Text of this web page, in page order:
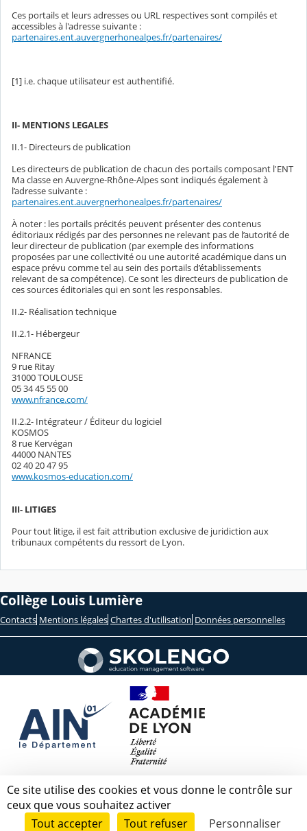
Ces portails et leurs adresses ou URL respectives sont compilés et
accessibles à l'adresse suivante :
partenaires.ent.auvergnerhonealpes.fr/partenaires/
[1] i.e. chaque utilisateur est authentifié.
II- MENTIONS LEGALES
II.1- Directeurs de publication
Les directeurs de publication de chacun des portails composant l'ENT
Ma classe en Auvergne-Rhône-Alpes sont indiqués également à
l’adresse suivante :
partenaires.ent.auvergnerhonealpes.fr/partenaires/
À noter : les portails précités peuvent présenter des contenus
éditoriaux rédigés par des personnes ne relevant pas de l’autorité de
leur directeur de publication (par exemple des informations
proposées par une collectivité ou une autorité académique dans un
espace prévu comme tel au sein des portails d’établissements
relevant de sa compétence). Ce sont les directeurs de publication de
ces sources éditoriales qui en sont les responsables.
II.2- Réalisation technique
II.2.1- Hébergeur
NFRANCE
9 rue Ritay
31000 TOULOUSE
05 34 45 55 00
www.nfrance.com/
II.2.2- Intégrateur / Éditeur du logiciel
KOSMOS
8 rue Kervégan
44000 NANTES
02 40 20 47 95
www.kosmos-education.com/
III- LITIGES
Pour tout litige, il est fait attribution exclusive de juridiction aux
tribunaux compétents du ressort de Lyon.
Collège Louis Lumière
Contacts Mentions légales Chartes d'utilisation Données personnelles
Ce site utilise des cookies et vous donne le contrôle sur
ceux que vous souhaitez activer
Tout accepter
Tout refuser Personnaliser